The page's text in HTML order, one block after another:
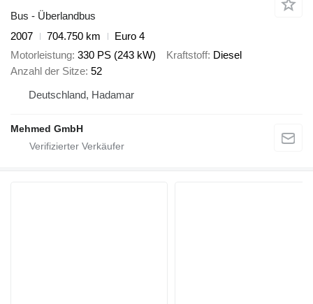
Bus - Überlandbus
2007
704.750 km
Euro 4
Motorleistung 330 PS (243 kW) Kraftstoff Diesel
Anzahl der Sitze 52
Deutschland, Hadamar
Mehmed GmbH